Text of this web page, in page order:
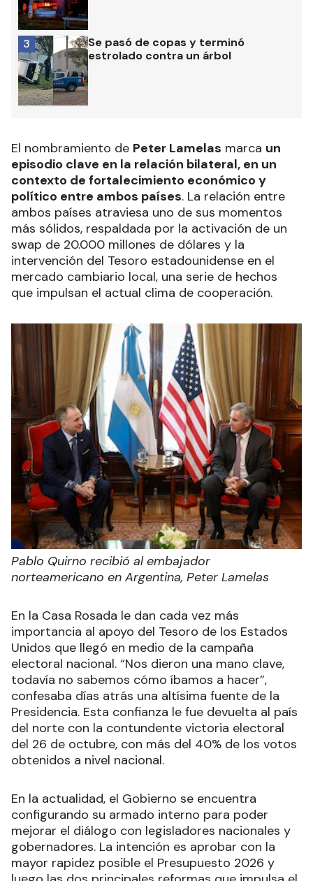
Se pasó de copas y terminó
estrolado contra un árbol
3
El nombramiento de Peter Lamelas marca un
episodio clave en la relación bilateral, en un
contexto de fortalecimiento económico y
político entre ambos países. La relación entre
ambos países atraviesa uno de sus momentos
más sólidos, respaldada por la activación de un
swap de 20.000 millones de dólares y la
intervención del Tesoro estadounidense en el
mercado cambiario local, una serie de hechos
que impulsan el actual clima de cooperación.
Pablo Quirno recibió al embajador
norteamericano en Argentina, Peter Lamelas
En la Casa Rosada le dan cada vez más
importancia al apoyo del Tesoro de los Estados
Unidos que llegó en medio de la campaña
electoral nacional. “Nos dieron una mano clave,
todavía no sabemos cómo íbamos a hacer”,
confesaba días atrás una altísima fuente de la
Presidencia. Esta confianza le fue devuelta al país
del norte con la contundente victoria electoral
del 26 de octubre, con más del 40% de los votos
obtenidos a nivel nacional.
En la actualidad, el Gobierno se encuentra
configurando su armado interno para poder
mejorar el diálogo con legisladores nacionales y
gobernadores. La intención es aprobar con la
mayor rapidez posible el Presupuesto 2026 y